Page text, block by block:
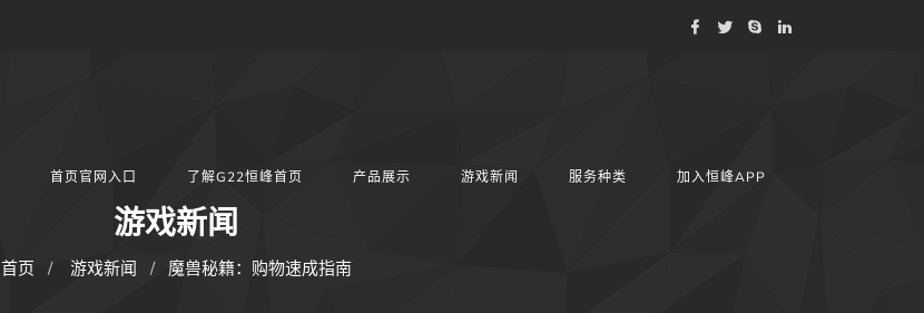
首页官网入口 了解G22恒峰首页 产品展示 游戏新闻 服务种类 加入恒峰APP
游戏新闻
首页 游戏新闻 魔兽秘籍：购物速成指南